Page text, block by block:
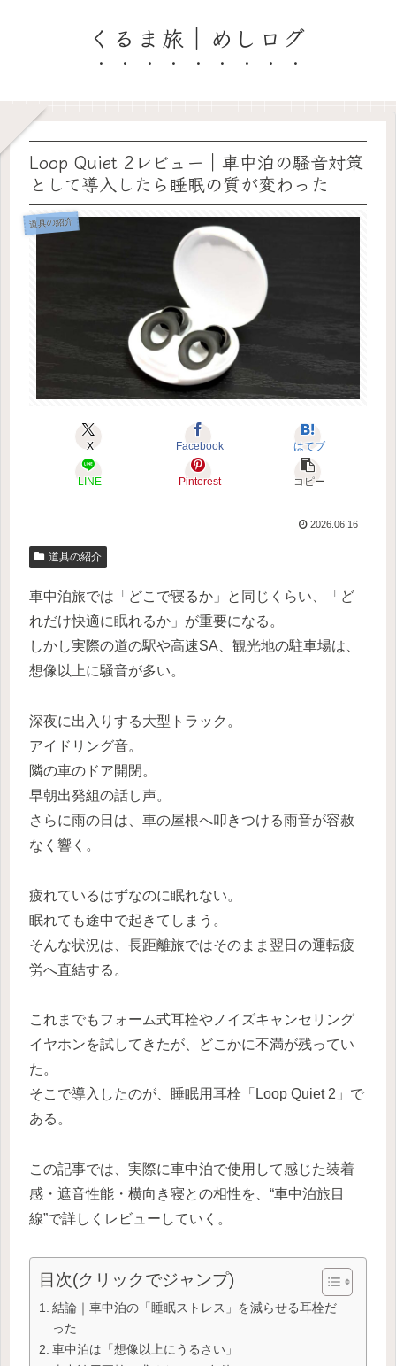
くるま旅｜めしログ
Loop Quiet 2レビュー｜車中泊の騒音対策
として導入したら睡眠の質が変わった
道具の紹介
X Facebook はてブ
LINE Pinterest コピー
2026.06.16
道具の紹介
車中泊旅では「どこで寝るか」と同じくらい、「ど
れだけ快適に眠れるか」が重要になる。
しかし実際の道の駅や高速SA、観光地の駐車場は、
想像以上に騒音が多い。
深夜に出入りする大型トラック。
アイドリング音。
隣の車のドア開閉。
早朝出発組の話し声。
さらに雨の日は、車の屋根へ叩きつける雨音が容赦
なく響く。
疲れているはずなのに眠れない。
眠れても途中で起きてしまう。
そんな状況は、長距離旅ではそのまま翌日の運転疲
労へ直結する。
これまでもフォーム式耳栓やノイズキャンセリング
イヤホンを試してきたが、どこかに不満が残ってい
た。
そこで導入したのが、睡眠用耳栓「Loop Quiet 2」で
ある。
この記事では、実際に車中泊で使用して感じた装着
感・遮音性能・横向き寝との相性を、“車中泊旅目
線”で詳しくレビューしていく。
目次(クリックでジャンプ)
結論｜車中泊の「睡眠ストレス」を減らせる耳栓だ
った
車中泊は「想像以上にうるさい」